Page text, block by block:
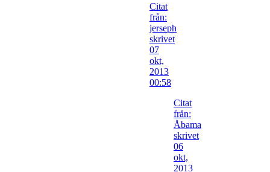
Citat
från:
jerseph
skrivet
07
okt,
2013
00:58
Citat
från:
Åbama
skrivet
06
okt,
2013